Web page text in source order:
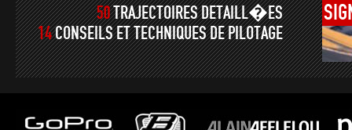
50TRAJECTOIRES DETAILL�ES
14CONSEILS ET TECHNIQUES DE PILOTAGE